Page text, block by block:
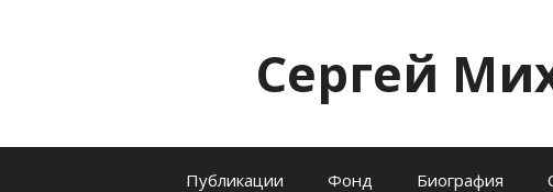
Сергей
Публикации Фонд Биография